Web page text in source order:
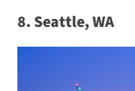
8. Seattle, WA